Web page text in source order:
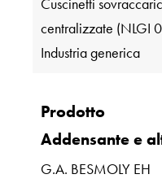
Cuscinetti
centralizzate (NLGI
Industria generica
Prodotto
Addensante e
G.A. BESMOLY EH